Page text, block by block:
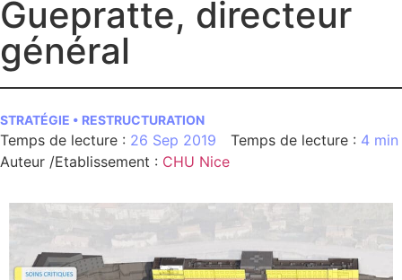
nous
ce qu’un CHU ?
des CHU
articles
santé
Guepratte, directeur
général
STRATÉGIE • RESTRUCTURATION
26 Sep 2019
4 min
Auteur /Etablissement : CHU Nice